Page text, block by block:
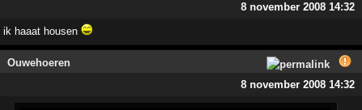
8 november 2008 14:32
ik haaat housen
Ouwehoeren
8 november 2008 14:32